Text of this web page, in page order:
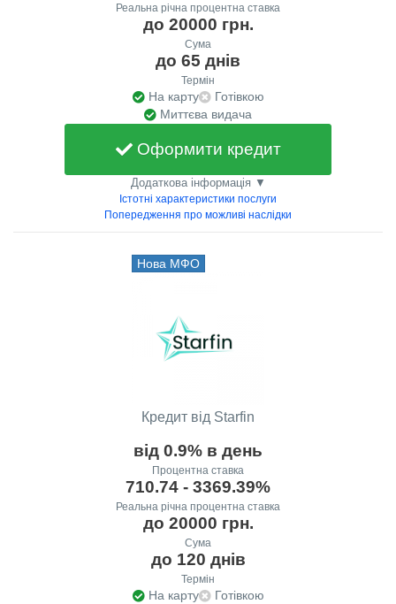
Реальна річна процентна ставка
до 20000 грн.
Сума
до 65 днів
Термін
На карту
Готівкою
Миттєва видача
Оформити кредит
Додаткова інформація ▼
Істотні характеристики послуги
Попередження про можливі наслідки
Нова МФО
Кредит від Starfin
від 0.9% в день
Процентна ставка
710.74 - 3369.39%
Реальна річна процентна ставка
до 20000 грн.
Сума
до 120 днів
Термін
На карту
Готівкою